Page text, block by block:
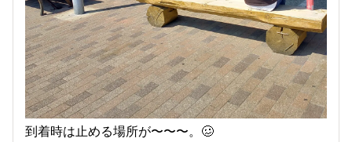
到着時は止める場所が〜〜〜。🥴